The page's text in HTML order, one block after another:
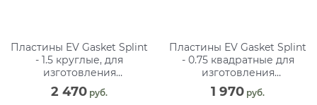
Пластины EV Gasket Splint
- 1.5 круглые, для
изготовления
ортодонтических шин, 125
мм (15 шт)
2 470 руб.
Пластины EV Gasket Splint
- 0.75 квадратные для
изготовления
ортодонтических шин, 127
мм (30 шт)
1 970 руб.